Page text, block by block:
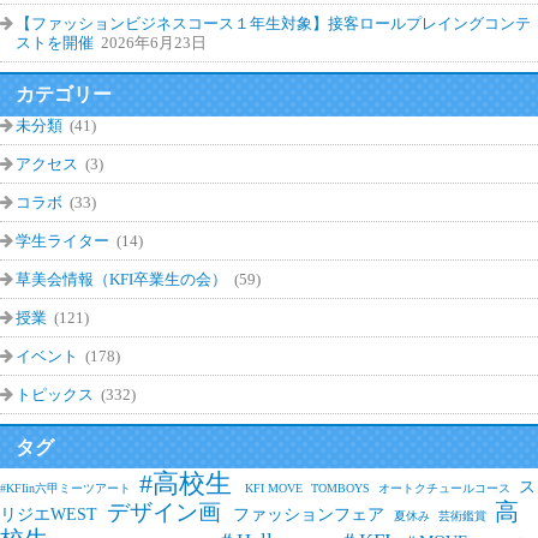
【ファッションビジネスコース１年生対象】接客ロールプレイングコンテ
ストを開催 2026年6月23日
カテゴリー
未分類 (41)
アクセス (3)
コラボ (33)
学生ライター (14)
草美会情報（KFI卒業生の会） (59)
授業 (121)
イベント (178)
トピックス (332)
タグ
#KFIin六甲ミーツアート #高校生 KFI MOVE TOMBOYS オートクチュールコース
ス
リジエWEST デザイン画 ファッションフェア 夏休み 芸術鑑賞
高